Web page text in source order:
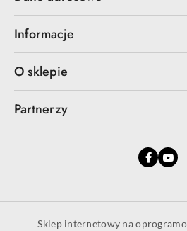
Informacje
O sklepie
Partnerzy
Sklep internetowy na